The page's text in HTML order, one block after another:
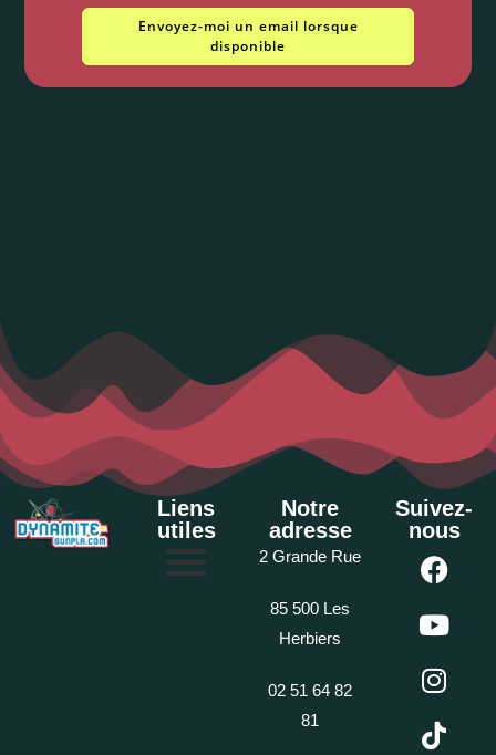
Envoyez-moi un email lorsque
disponible
Liens
utiles
Notre
adresse
2 Grande Rue
85 500 Les
Herbiers
02 51 64 82
81
Suivez-
nous